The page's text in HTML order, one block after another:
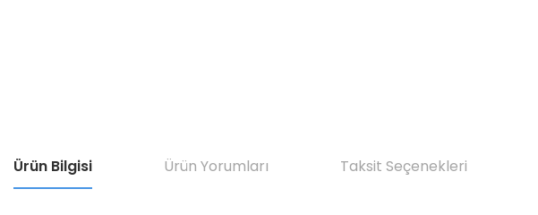
Ürün Bilgisi Ürün Yorumları Taksit Seçenekleri